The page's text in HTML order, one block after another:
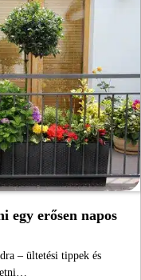
egy erősen napos
– ültetési tippek és